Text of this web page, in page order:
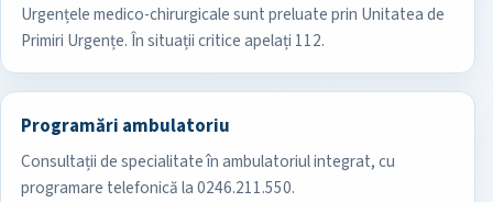
Urgențele medico-chirurgicale sunt preluate prin Unitatea de
Primiri Urgențe. În situații critice apelați 112.
Programări ambulatoriu
Consultații de specialitate în ambulatoriul integrat, cu
programare telefonică la 0246.211.550.